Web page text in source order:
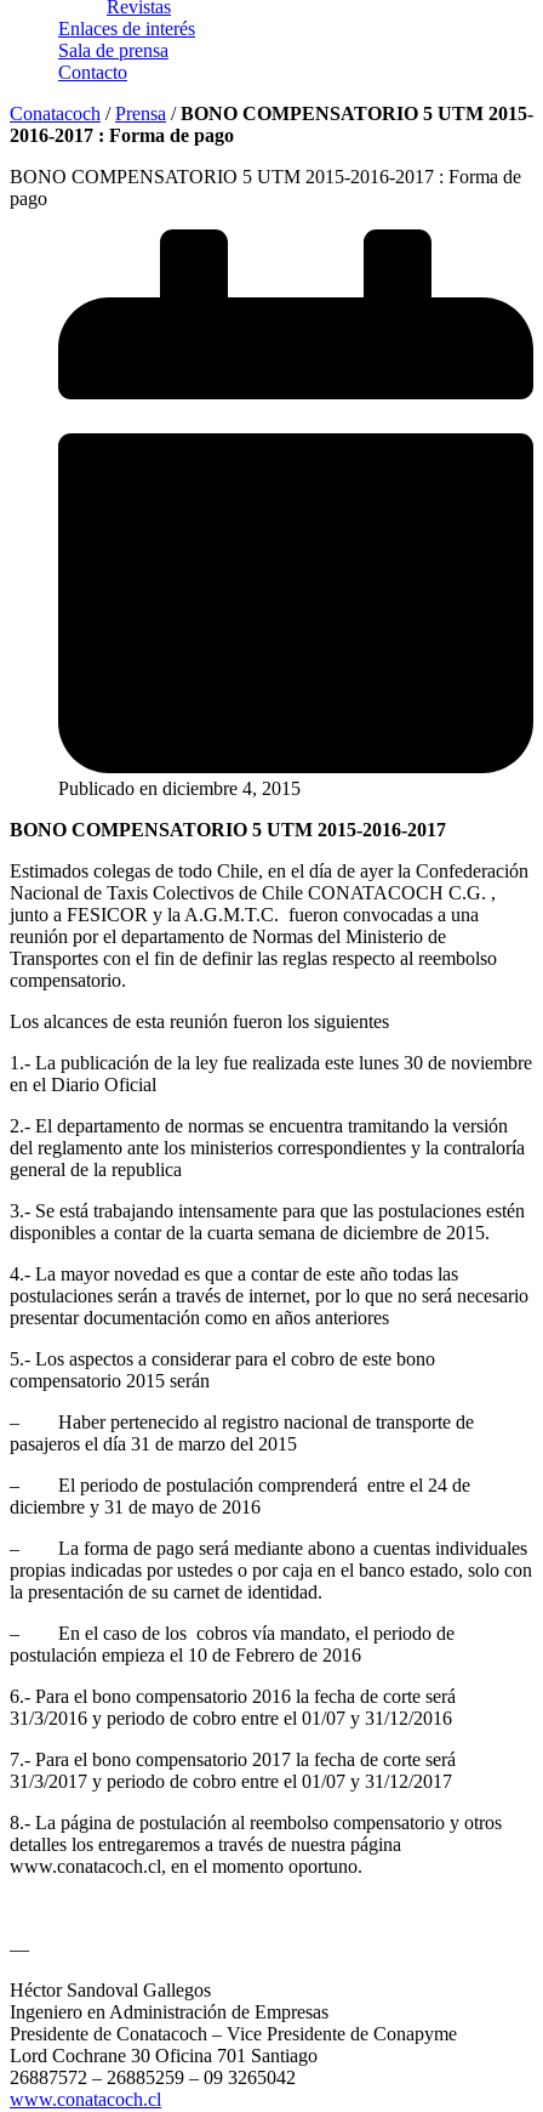
Revistas
Enlaces de interés
Sala de prensa
Contacto
Conatacoch /Prensa /BONO COMPENSATORIO 5 UTM 2015-
2016-2017 : Forma de pago
BONO COMPENSATORIO 5 UTM 2015-2016-2017 : Forma de
pago
Publicado en diciembre 4, 2015
BONO COMPENSATORIO 5 UTM 2015-2016-2017
Estimados colegas de todo Chile, en el día de ayer la Confederación
Nacional de Taxis Colectivos de Chile CONATACOCH C.G. ,
junto a FESICOR y la A.G.M.T.C. fueron convocadas a una
reunión por el departamento de Normas del Ministerio de
Transportes con el fin de definir las reglas respecto al reembolso
compensatorio.
Los alcances de esta reunión fueron los siguientes
1.- La publicación de la ley fue realizada este lunes 30 de noviembre
en el Diario Oficial
2.- El departamento de normas se encuentra tramitando la versión
del reglamento ante los ministerios correspondientes y la contraloría
general de la republica
3.- Se está trabajando intensamente para que las postulaciones estén
disponibles a contar de la cuarta semana de diciembre de 2015.
4.- La mayor novedad es que a contar de este año todas las
postulaciones serán a través de internet, por lo que no será necesario
presentar documentación como en años anteriores
5.- Los aspectos a considerar para el cobro de este bono
compensatorio 2015 serán
– Haber pertenecido al registro nacional de transporte de
pasajeros el día 31 de marzo del 2015
– El periodo de postulación comprenderá entre el 24 de
diciembre y 31 de mayo de 2016
– La forma de pago será mediante abono a cuentas individuales
propias indicadas por ustedes o por caja en el banco estado, solo con
la presentación de su carnet de identidad.
– En el caso de los cobros vía mandato, el periodo de
postulación empieza el 10 de Febrero de 2016
6.- Para el bono compensatorio 2016 la fecha de corte será
31/3/2016 y periodo de cobro entre el 01/07 y 31/12/2016
7.- Para el bono compensatorio 2017 la fecha de corte será
31/3/2017 y periodo de cobro entre el 01/07 y 31/12/2017
8.- La página de postulación al reembolso compensatorio y otros
detalles los entregaremos a través de nuestra página
www.conatacoch.cl, en el momento oportuno.
—
Héctor Sandoval Gallegos
Ingeniero en Administración de Empresas
Presidente de Conatacoch – Vice Presidente de Conapyme
Lord Cochrane 30 Oficina 701 Santiago
26887572 – 26885259 – 09 3265042
www.conatacoch.cl